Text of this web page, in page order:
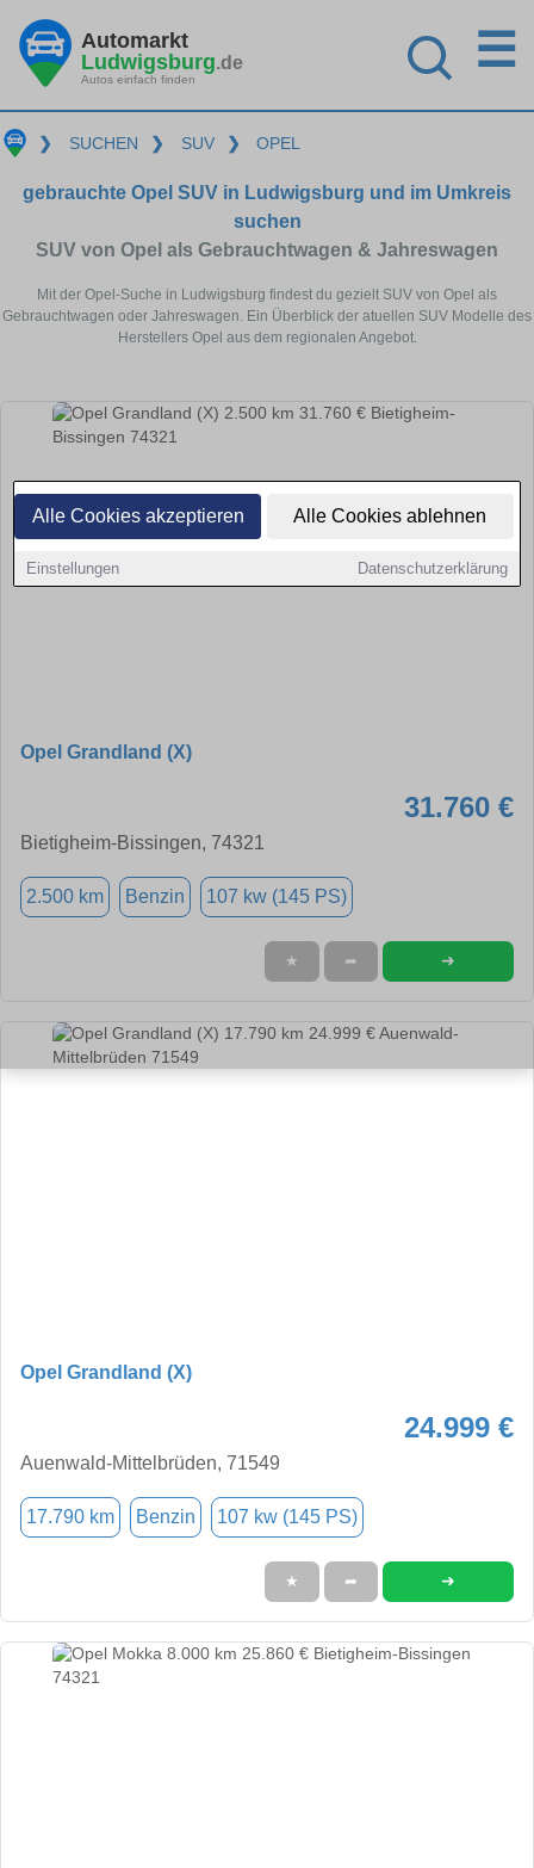
Alle Cookies akzeptieren Alle Cookies ablehnen
Einstellungen Datenschutzerklärung
Automarkt
Ludwigsburg.de
Autos einfach finden
☰
❯ SUCHEN ❯ SUV ❯ OPEL
gebrauchte Opel SUV in Ludwigsburg und im Umkreis
suchen
SUV von Opel als Gebrauchtwagen & Jahreswagen
Mit der Opel-Suche in Ludwigsburg findest du gezielt SUV von Opel als
Gebrauchtwagen oder Jahreswagen. Ein Überblick der atuellen SUV Modelle des
Herstellers Opel aus dem regionalen Angebot.
Opel Grandland (X)
31.760 €
Bietigheim-Bissingen, 74321
2.500 km Benzin 107 kw (145 PS)
★ ➦ ➜
Opel Grandland (X)
24.999 €
Auenwald-Mittelbrüden, 71549
17.790 km Benzin 107 kw (145 PS)
★ ➦ ➜